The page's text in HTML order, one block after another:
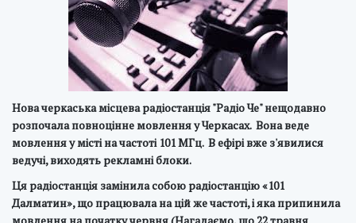
Нова черкаська місцева радіостанція "Радіо Че" нещодавно
розпочала повноцінне мовлення у Черкасах. Вона веде
мовлення у місті на частоті 101 МГц. В ефірі вже з'явилися
ведучі, виходять рекламні блоки.
Ця радіостанція замінила собоюрадіостанцію «101
Далматин», що працювала на цій же частоті, і яка припинила